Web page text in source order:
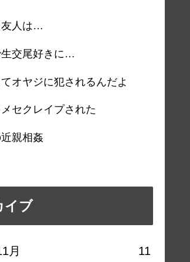
友人は…
交尾好きに…
オヤジに犯されるんだよ
セクレイプされた
親相姦
イブ
月 11